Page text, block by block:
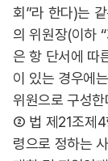
회”라 한다)는
의 위원장(이하
은 항 단서에 따
이 있는 경우에
위원으로 구성한
② 법 제21조제4
령으로 정하는